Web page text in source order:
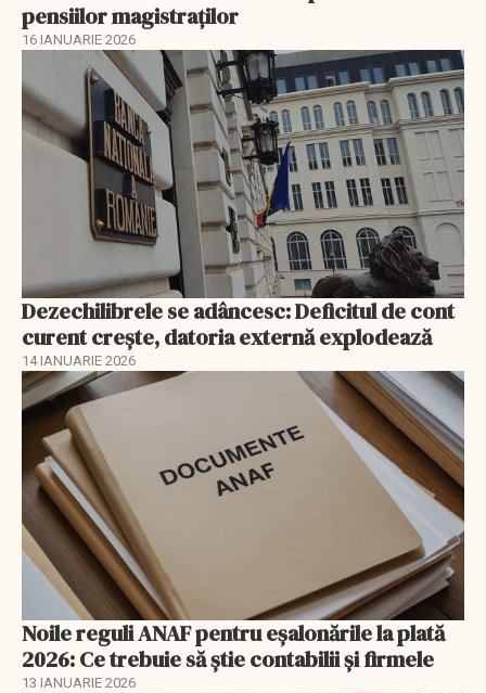
pensiilor magistraţilor
16 IANUARIE 2026
Dezechilibrele se adâncesc: Deficitul de cont
curent crește, datoria externă explodează
14 IANUARIE 2026
Noile reguli ANAF pentru eşalonările la plată
2026: Ce trebuie să știe contabilii și firmele
13 IANUARIE 2026